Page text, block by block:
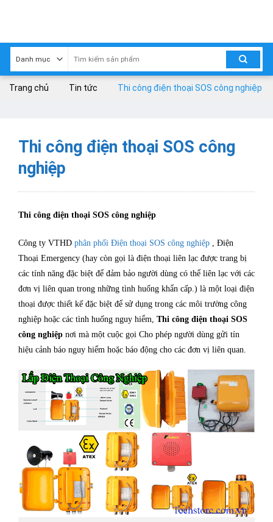
Trang chủ Tin tức Thi công điện thoại SOS công nghiệp
Thi công điện thoại SOS công
nghiệp
Thi công điện thoại SOS công nghiệp
Công ty VTHD phân phối Điện thoại SOS công nghiệp , Điện
Thoại Emergency (hay còn gọi là điện thoại liên lạc được trang bị
các tính năng đặc biệt để đảm bảo người dùng có thể liên lạc với các
đơn vị liên quan trong những tình huống khẩn cấp.) là một loại điện
thoại được thiết kế đặc biệt để sử dụng trong các môi trường công
nghiệp hoặc các tình huống nguy hiểm, Thi công điện thoại SOS
công nghiệp nơi mà một cuộc gọi Cho phép người dùng gửi tín
hiệu cảnh báo nguy hiểm hoặc báo động cho các đơn vị liên quan.